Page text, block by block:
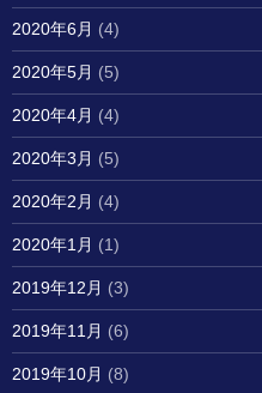
2020年6月 (4)
2020年5月 (5)
2020年4月 (4)
2020年3月 (5)
2020年2月 (4)
2020年1月 (1)
2019年12月 (3)
2019年11月 (6)
2019年10月 (8)